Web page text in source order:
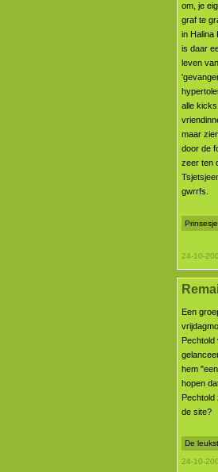
om, je
graf te
in Halina
is daar
leven
alle
maar
door de
zeer ten
gwrrfs.
24-10-
Een
Pechtold
hem
hopen
Pechtold
de site?
De
24-10-